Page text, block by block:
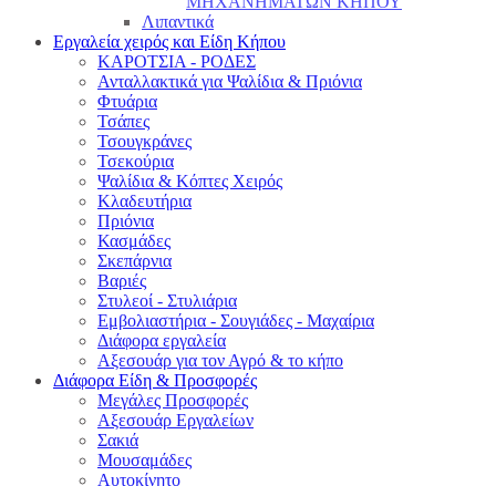
Λιπαντικά
Εργαλεία χειρός και Είδη Κήπου
ΚΑΡΟΤΣΙΑ - ΡΟΔΕΣ
Ανταλλακτικά για Ψαλίδια & Πριόνια
Φτυάρια
Τσάπες
Τσουγκράνες
Τσεκούρια
Ψαλίδια & Κόπτες Χειρός
Κλαδευτήρια
Πριόνια
Κασμάδες
Σκεπάρνια
Βαριές
Στυλεοί - Στυλιάρια
Εμβολιαστήρια - Σουγιάδες - Μαχαίρια
Διάφορα εργαλεία
Αξεσουάρ για τον Αγρό & το κήπο
Διάφορα Είδη & Προσφορές
Μεγάλες Προσφορές
Αξεσουάρ Εργαλείων
Σακιά
Μουσαμάδες
Αυτοκίνητο